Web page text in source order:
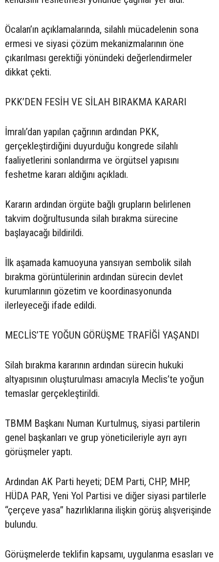
Öcalan’ın açıklamalarında, silahlı mücadelenin sona
ermesi ve siyasi çözüm mekanizmalarının öne
çıkarılması gerektiği yönündeki değerlendirmeler
dikkat çekti.
PKK’DEN FESİH VE SİLAH BIRAKMA KARARI
İmralı’dan yapılan çağrının ardından PKK,
gerçekleştirdiğini duyurduğu kongrede silahlı
faaliyetlerini sonlandırma ve örgütsel yapısını
feshetme kararı aldığını açıkladı.
Kararın ardından örgüte bağlı grupların belirlenen
takvim doğrultusunda silah bırakma sürecine
başlayacağı bildirildi.
İlk aşamada kamuoyuna yansıyan sembolik silah
bırakma görüntülerinin ardından sürecin devlet
kurumlarının gözetim ve koordinasyonunda
ilerleyeceği ifade edildi.
MECLİS’TE YOĞUN GÖRÜŞME TRAFİĞİ YAŞANDI
Silah bırakma kararının ardından sürecin hukuki
altyapısının oluşturulması amacıyla Meclis’te yoğun
temaslar gerçekleştirildi.
TBMM Başkanı Numan Kurtulmuş, siyasi partilerin
genel başkanları ve grup yöneticileriyle ayrı ayrı
görüşmeler yaptı.
Ardından AK Parti heyeti; DEM Parti, CHP, MHP,
HÜDA PAR, Yeni Yol Partisi ve diğer siyasi partilerle
“çerçeve yasa” hazırlıklarına ilişkin görüş alışverişinde
bulundu.
Görüşmelerde teklifin kapsamı, uygulanma esasları ve